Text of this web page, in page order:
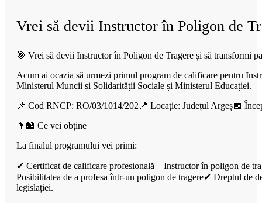
Vrei să devii Instructor în Poligon de
🎯 Vrei să devii Instructor în Poligon de Tragere și să transformi
Acum ai ocazia să urmezi primul program de calificare pentru
Ministerul Muncii și Solidarității Sociale și Ministerul Educației.
📌 Cod RNCP: RO/03/1014/202📍 Locație: Județul Argeș📅
👨‍🏫 Ce vei obține
La finalul programului vei primi:
✔ Certificat de calificare profesională – Instructor în poligon de
Posibilitatea de a profesa într-un poligon de tragere✔ Dreptul de
legislației.